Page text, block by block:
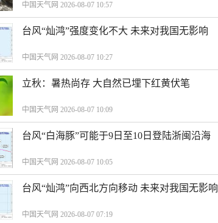
中国天气网 2026-08-07 10:57
台风“灿鸿”强度变化不大 未来对我国无影响
中国天气网 2026-08-07 10:27
立秋：暑热尚存 大自然已埋下红黄伏笔
中国天气网 2026-08-07 10:09
台风“白海豚”可能于9日至10日登陆浙闽沿海
中国天气网 2026-08-07 10:05
台风“灿鸿”向西北方向移动 未来对我国无影响
中国天气网 2026-08-07 07:19